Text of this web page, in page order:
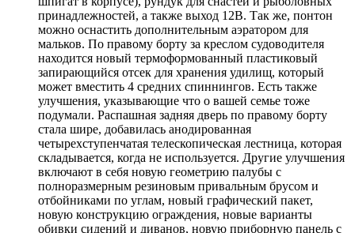
принадлежностей, а также выход 12В. Так же, понтон
можно оснастить дополнительным аэратором для
мальков. По правому борту за креслом судоводителя
находится новый термоформованный пластиковый
запирающийся отсек для хранения удилищ, который
может вместить 4 средних спиннингов. Есть также
улучшения, указывающие что о вашей семье тоже
подумали. Распашная задняя дверь по правому борту
стала шире, добавилась анодированная
четырехступенчатая телескопическая лестница, которая
складывается, когда не используется. Другие улучшения
включают в себя новую геометрию палубы с
полноразмерным резиновым привальным брусом и
отбойниками по углам, новый графический пакет,
новую конструкцию ограждения, новые варианты
обивки сидений и диванов, новую приборную панель с